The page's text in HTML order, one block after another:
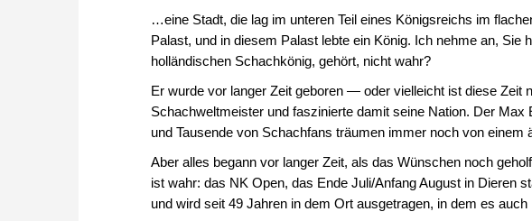
…eine Stadt, die lag im unteren Teil eines Königsreichs im
Palast, und in diesem Palast lebte ein König. Ich nehme an, Sie
holländischen Schachkönig, gehört, nicht wahr?
Er wurde vor langer Zeit geboren — oder vielleicht ist diese Zeit
Schachweltmeister und faszinierte damit seine Nation. Der Max
und Tausende von Schachfans träumen immer noch von einem
Aber alles begann vor langer Zeit, als das Wünschen noch
ist wahr: das NK Open, das Ende Juli/Anfang August in Dieren
und wird seit 49 Jahren in dem Ort ausgetragen, in dem es auch